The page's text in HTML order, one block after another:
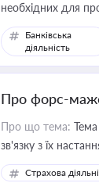
необхідних для
Банківська
діяльність
Про форс-
Про що тема:
зв'язку з їх
Страхова